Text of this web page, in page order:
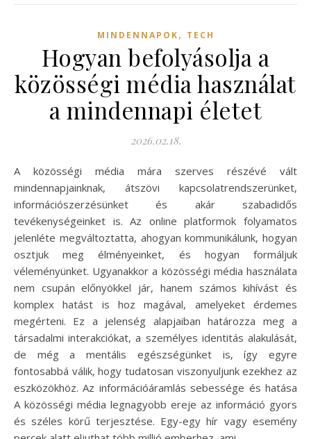
MINDENNAPOK, TECH
Hogyan befolyásolja a
közösségi média használat
a mindennapi életet
2026.02.18.
A közösségi média mára szerves részévé vált
mindennapjainknak, átszövi kapcsolatrendszerünket,
információszerzésünket és akár szabadidős
tevékenységeinket is. Az online platformok folyamatos
jelenléte megváltoztatta, ahogyan kommunikálunk, hogyan
osztjuk meg élményeinket, és hogyan formáljuk
véleményünket. Ugyanakkor a közösségi média használata
nem csupán előnyökkel jár, hanem számos kihívást és
komplex hatást is hoz magával, amelyeket érdemes
megérteni. Ez a jelenség alapjaiban határozza meg a
társadalmi interakciókat, a személyes identitás alakulását,
de még a mentális egészségünket is, így egyre
fontosabbá válik, hogy tudatosan viszonyuljunk ezekhez az
eszközökhöz. Az információáramlás sebessége és hatása
A közösségi média legnagyobb ereje az információ gyors
és széles körű terjesztése. Egy-egy hír vagy esemény